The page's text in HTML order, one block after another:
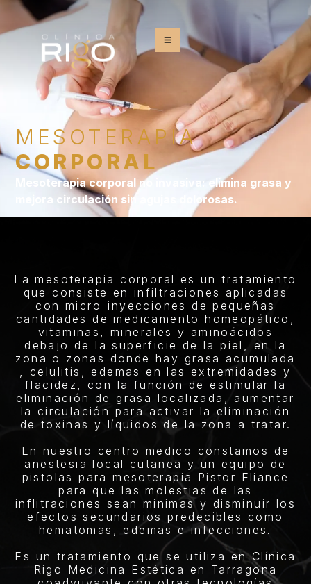
MESOTERAPIA
CORPORAL
Mesoterapia corporal no invasiva: elimina grasa y
mejora circulación sin agujas dolorosas.
La mesoterapia corporal es un tratamiento
que consiste en infiltraciones aplicadas
con micro-inyecciones de pequeñas
cantidades de medicamento homeopático,
vitaminas, minerales y aminoácidos
debajo de la superficie de la piel, en la
zona o zonas donde hay grasa acumulada
, celulitis, edemas en las extremidades y
flacidez, con la función de estimular la
eliminación de grasa localizada, aumentar
la circulación para activar la eliminación
de toxinas y líquidos de la zona a tratar.
En nuestro centro medico constamos de
anestesia local cutanea y un equipo de
pistolas para mesoterapia Pistor Eliance
para que las molestias de las
inflitraciones sean minimas y disminuir los
efectos secundarios predecibles como
hematomas, edemas e infecciones.
Es un tratamiento que se utiliza en Clínica
Rigo Medicina Estética en Tarragona